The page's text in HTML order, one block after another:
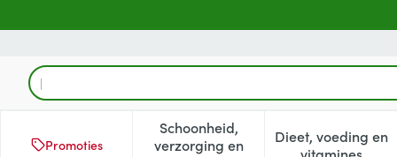
Product, merk, categorie...
Promoties
Schoonheid,
verzorging enToon submenu voor
Dieet, voeding en
Toon